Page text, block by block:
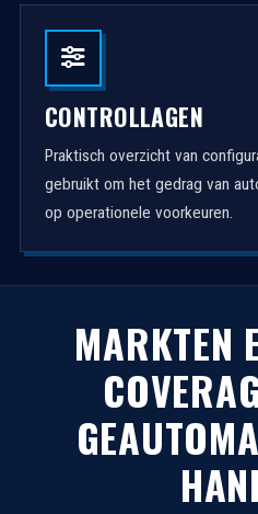
CONTROLLAGEN
Praktisch overzicht van
gebruikt om het gedrag van
op operationele voorkeuren.
MARKTEN